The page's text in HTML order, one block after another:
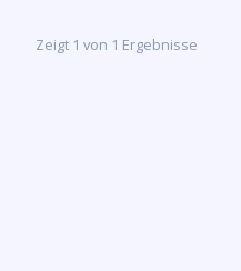
Zeigt 1 von 1 Ergebnisse